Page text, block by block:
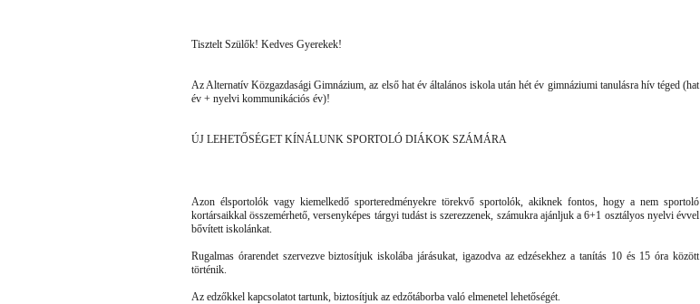
Tisztelt Szülők! Kedves Gyerekek!
Az Alternatív Közgazdasági Gimnázium, az első hat év általános iskola után hét év gimnáziumi tanulásra hív téged (hat
év + nyelvi kommunikációs év)!
ÚJ LEHETŐSÉGET KÍNÁLUNK SPORTOLÓ DIÁKOK SZÁMÁRA
Azon élsportolók vagy kiemelkedő sporteredményekre törekvő sportolók, akiknek fontos, hogy a nem sportoló
kortársaikkal összemérhető, versenyképes tárgyi tudást is szerezzenek, számukra ajánljuk a 6+1 osztályos nyelvi évvel
bővített iskolánkat.
Rugalmas órarendet szervezve biztosítjuk iskolába járásukat, igazodva az edzésekhez a tanítás 10 és 15 óra között
történik.
Az edzőkkel kapcsolatot tartunk, biztosítjuk az edzőtáborba való elmenetel lehetőségét.